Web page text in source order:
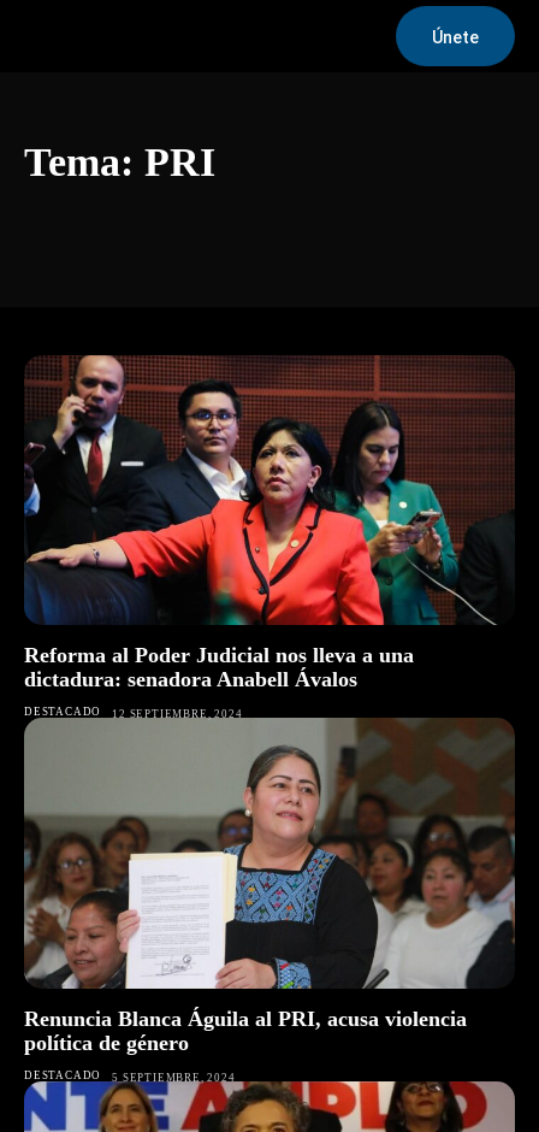
Únete
Tema: PRI
Reforma al Poder Judicial nos lleva a una
dictadura: senadora Anabell Ávalos
DESTACADO 12 SEPTIEMBRE, 2024
Renuncia Blanca Águila al PRI, acusa violencia
política de género
DESTACADO 5 SEPTIEMBRE, 2024